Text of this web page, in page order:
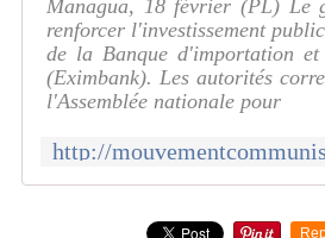
Managua, 18 février (PL) Le
renforcer l'investissement
de la Banque d'importation
(Eximbank). Les autorités
l'Assemblée nationale pour